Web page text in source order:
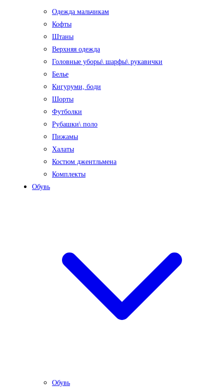
Одежда мальчикам
Кофты
Штаны
Верхняя одежда
Головные уборы\ шарфы\ рукавички
Белье
Кигуруми, боди
Шорты
Футболки
Рубашки\ поло
Пижамы
Халаты
Костюм джентльмена
Комплекты
Обувь
Обувь